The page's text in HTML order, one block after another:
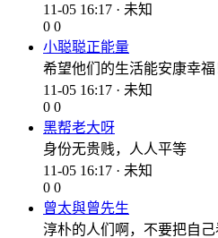
11-05 16:17 · 未知
0 0
小聪聪正能量
希望他们的生活能安康幸福
11-05 16:17 · 未知
0 0
黑帮老大呀
身份无贵贱，人人平等
11-05 16:17 · 未知
0 0
曾太與曾先生
淳朴的人们啊，不要把自